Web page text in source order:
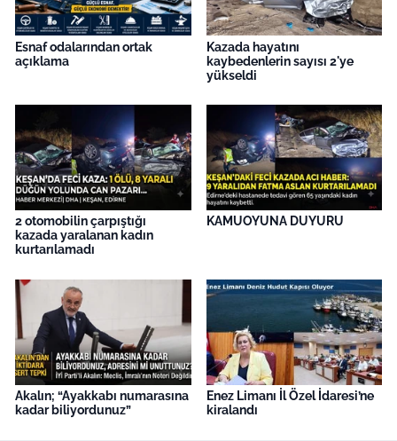
Esnaf odalarından ortak
açıklama
Kazada hayatını
kaybedenlerin sayısı 2'ye
yükseldi
2 otomobilin çarpıştığı
kazada yaralanan kadın
kurtarılamadı
KAMUOYUNA DUYURU
Akalın; “Ayakkabı numarasına
kadar biliyordunuz”
Enez Limanı İl Özel İdaresi’ne
kiralandı